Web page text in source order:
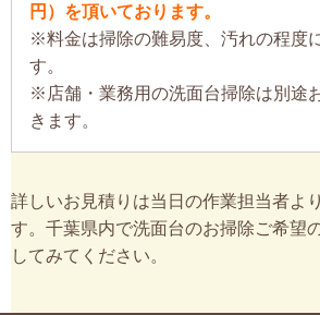
円）を頂いております。
※料金は掃除の難易度、汚れの程度
す。
※店舗・業務用の洗面台掃除は別途
きます。
詳しいお見積りは当日の作業担当者よ
す。千葉県内で洗面台のお掃除ご希望
してみてください。